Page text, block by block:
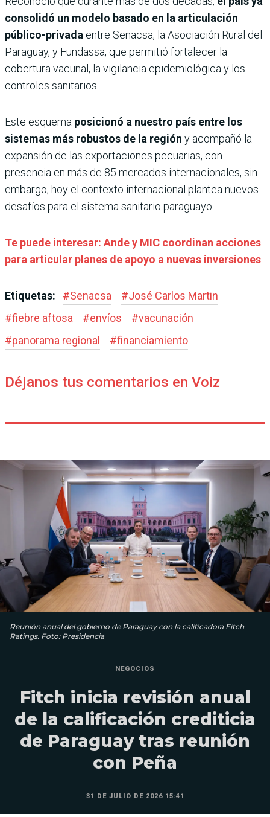
consolidó un modelo basado en la articulación
público-privada entre Senacsa, la Asociación Rural del
Paraguay, y Fundassa, que permitió fortalecer la
cobertura vacunal, la vigilancia epidemiológica y los
controles sanitarios.
Este esquema posicionó a nuestro país entre los
sistemas más robustos de la región y acompañó la
expansión de las exportaciones pecuarias, con
presencia en más de 85 mercados internacionales, sin
embargo, hoy el contexto internacional plantea nuevos
desafíos para el sistema sanitario paraguayo.
Te puede interesar: Ande y MIC coordinan acciones
para articular planes de apoyo a nuevas inversiones
Etiquetas: #Senacsa #José Carlos Martin
#fiebre aftosa #envíos #vacunación
#panorama regional #financiamiento
Déjanos tus comentarios en Voiz
Reunión anual del gobierno de Paraguay con la calificadora Fitch
Ratings. Foto: Presidencia
NEGOCIOS
Fitch inicia revisión anual
de la calificación crediticia
de Paraguay tras reunión
con Peña
31 DE JULIO DE 2026 15:41